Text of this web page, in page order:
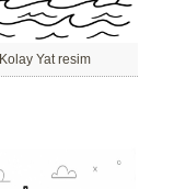
Kolay Yat resim